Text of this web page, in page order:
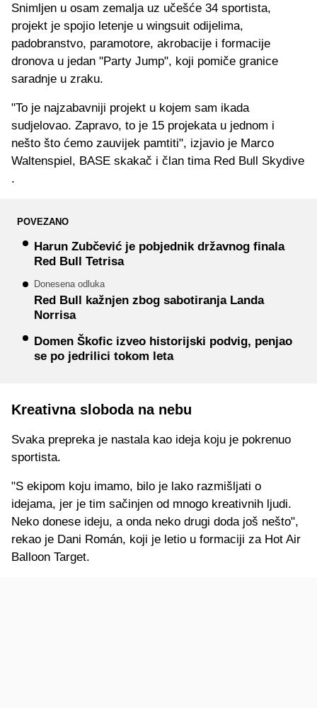
Snimljen u osam zemalja uz učešće 34 sportista,
projekt je spojio letenje u wingsuit odijelima,
padobranstvo, paramotore, akrobacije i formacije
dronova u jedan "Party Jump", koji pomiče granice
saradnje u zraku.
"To je najzabavniji projekt u kojem sam ikada
sudjelovao. Zapravo, to je 15 projekata u jednom i
nešto što ćemo zauvijek pamtiti", izjavio je Marco
Waltenspiel, BASE skakač i član tima Red Bull Skydive
.
POVEZANO
Harun Zubčević je pobjednik državnog finala
Red Bull Tetrisa
Donesena odluka
Red Bull kažnjen zbog sabotiranja Landa
Norrisa
Domen Škofic izveo historijski podvig, penjao
se po jedrilici tokom leta
Kreativna sloboda na nebu
Svaka prepreka je nastala kao ideja koju je pokrenuo
sportista.
"S ekipom koju imamo, bilo je lako razmišljati o
idejama, jer je tim sačinjen od mnogo kreativnih ljudi.
Neko donese ideju, a onda neko drugi doda još nešto",
rekao je Dani Román, koji je letio u formaciji za Hot Air
Balloon Target.